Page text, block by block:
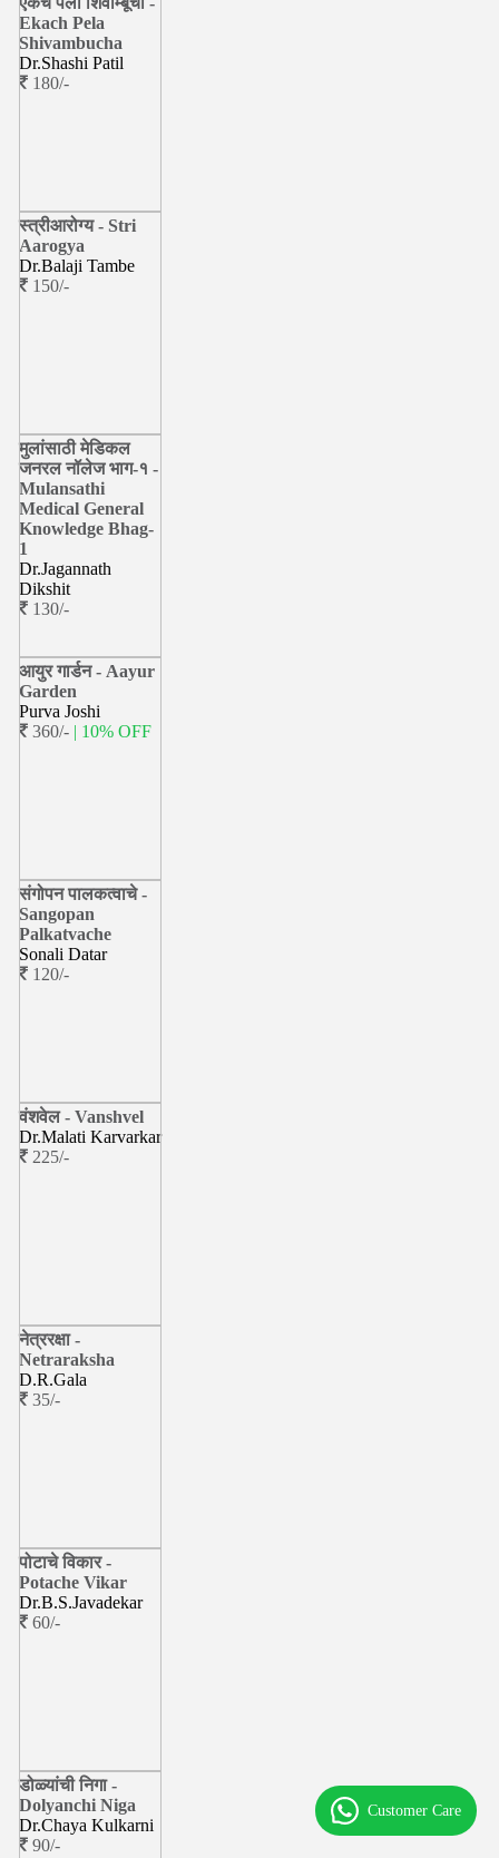
Ekach Pela
Shivambucha
Dr.Shashi Patil
180/-
स्त्रीआरोग्य - Stri
Aarogya
Dr.Balaji Tambe
150/-
मुलांसाठी मेडिकल
जनरल नॉलेज भाग-१ -
Mulansathi
Medical General
Knowledge Bhag-
1
Dr.Jagannath
Dikshit
130/-
आयुर गार्डन - Aayur
Garden
Purva Joshi
360/- | 10% OFF
संगोपन पालकत्वाचे -
Sangopan
Palkatvache
Sonali Datar
120/-
वंशवेल - Vanshvel
Dr.Malati Karvarkar
225/-
नेत्ररक्षा -
Netraraksha
D.R.Gala
35/-
पोटाचे विकार -
Potache Vikar
Dr.B.S.Javadekar
60/-
डोळ्यांची निगा -
Dolyanchi Niga
Dr.Chaya Kulkarni
90/-
Customer Care